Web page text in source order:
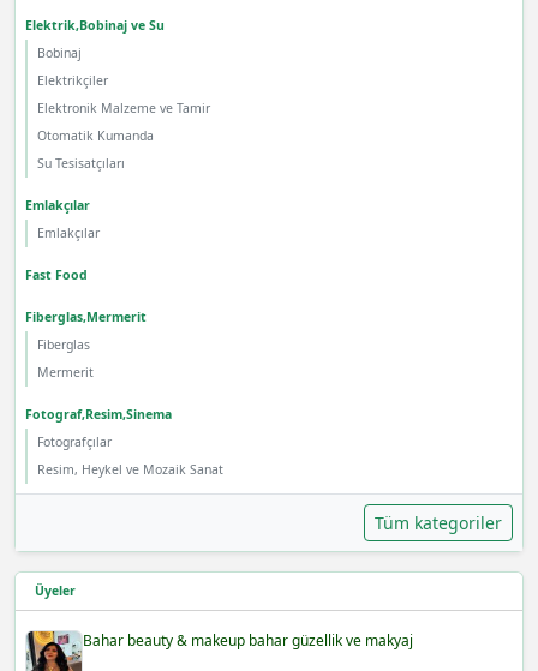
Elektrik,Bobinaj ve Su
Bobinaj
Elektrikçiler
Elektronik Malzeme ve Tamir
Otomatik Kumanda
Su Tesisatçıları
Emlakçılar
Emlakçılar
Fast Food
Fiberglas,Mermerit
Fiberglas
Mermerit
Fotograf,Resim,Sinema
Fotografçılar
Resim, Heykel ve Mozaik Sanat
Tüm kategoriler
Üyeler
Bahar beauty & makeup bahar güzellik ve makyaj